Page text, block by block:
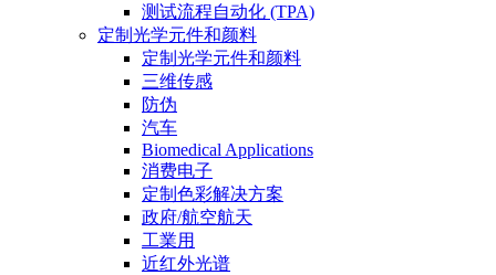
测试流程自动化 (TPA)
定制光学元件和颜料
定制光学元件和颜料
三维传感
防伪
汽车
Biomedical Applications
消费电子
定制色彩解决方案
政府/航空航天
工業用
近红外光谱